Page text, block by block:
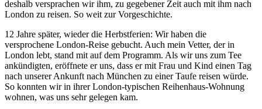
deshalb versprachen wir ihm, zu gegebener Zeit auch mit ihm nach
London zu reisen. So weit zur Vorgeschichte.
12 Jahre später, wieder die Herbstferien: Wir haben die
versprochene London-Reise gebucht. Auch mein Vetter, der in
London lebt, stand mit auf dem Programm. Als wir uns zum Tee
ankündigten, eröffnete er uns, dass er mit Frau und Kind einen Tag
nach unserer Ankunft nach München zu einer Taufe reisen würde.
So konnten wir in ihrer London-typischen Reihenhaus-Wohnung
wohnen, was uns sehr gelegen kam.